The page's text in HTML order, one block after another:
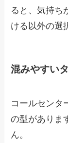
ると、気持ち
ける以外の選
混みやすい
コールセンタ
の型がありま
ん。